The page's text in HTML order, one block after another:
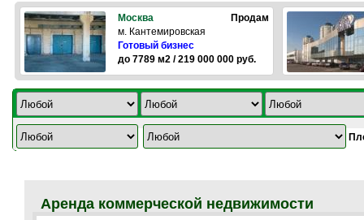
Москва
Продам
м. Кантемировская
Готовый бизнес
до 7789 м2 / 219 000 000 руб.
Аренда коммерческой недвижимости